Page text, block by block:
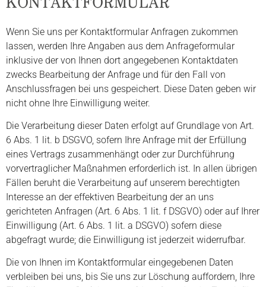
Wenn Sie uns per Kontaktformular Anfragen zukommen
lassen, werden Ihre Angaben aus dem Anfrageformular
inklusive der von Ihnen dort angegebenen Kontaktdaten
zwecks Bearbeitung der Anfrage und für den Fall von
Anschlussfragen bei uns gespeichert. Diese Daten geben wir
nicht ohne Ihre Einwilligung weiter.
Die Verarbeitung dieser Daten erfolgt auf Grundlage von Art.
6 Abs. 1 lit. b DSGVO, sofern Ihre Anfrage mit der Erfüllung
eines Vertrags zusammenhängt oder zur Durchführung
vorvertraglicher Maßnahmen erforderlich ist. In allen übrigen
Fällen beruht die Verarbeitung auf unserem berechtigten
Interesse an der effektiven Bearbeitung der an uns
gerichteten Anfragen (Art. 6 Abs. 1 lit. f DSGVO) oder auf Ihrer
Einwilligung (Art. 6 Abs. 1 lit. a DSGVO) sofern diese
abgefragt wurde; die Einwilligung ist jederzeit widerrufbar.
Die von Ihnen im Kontaktformular eingegebenen Daten
verbleiben bei uns, bis Sie uns zur Löschung auffordern, Ihre